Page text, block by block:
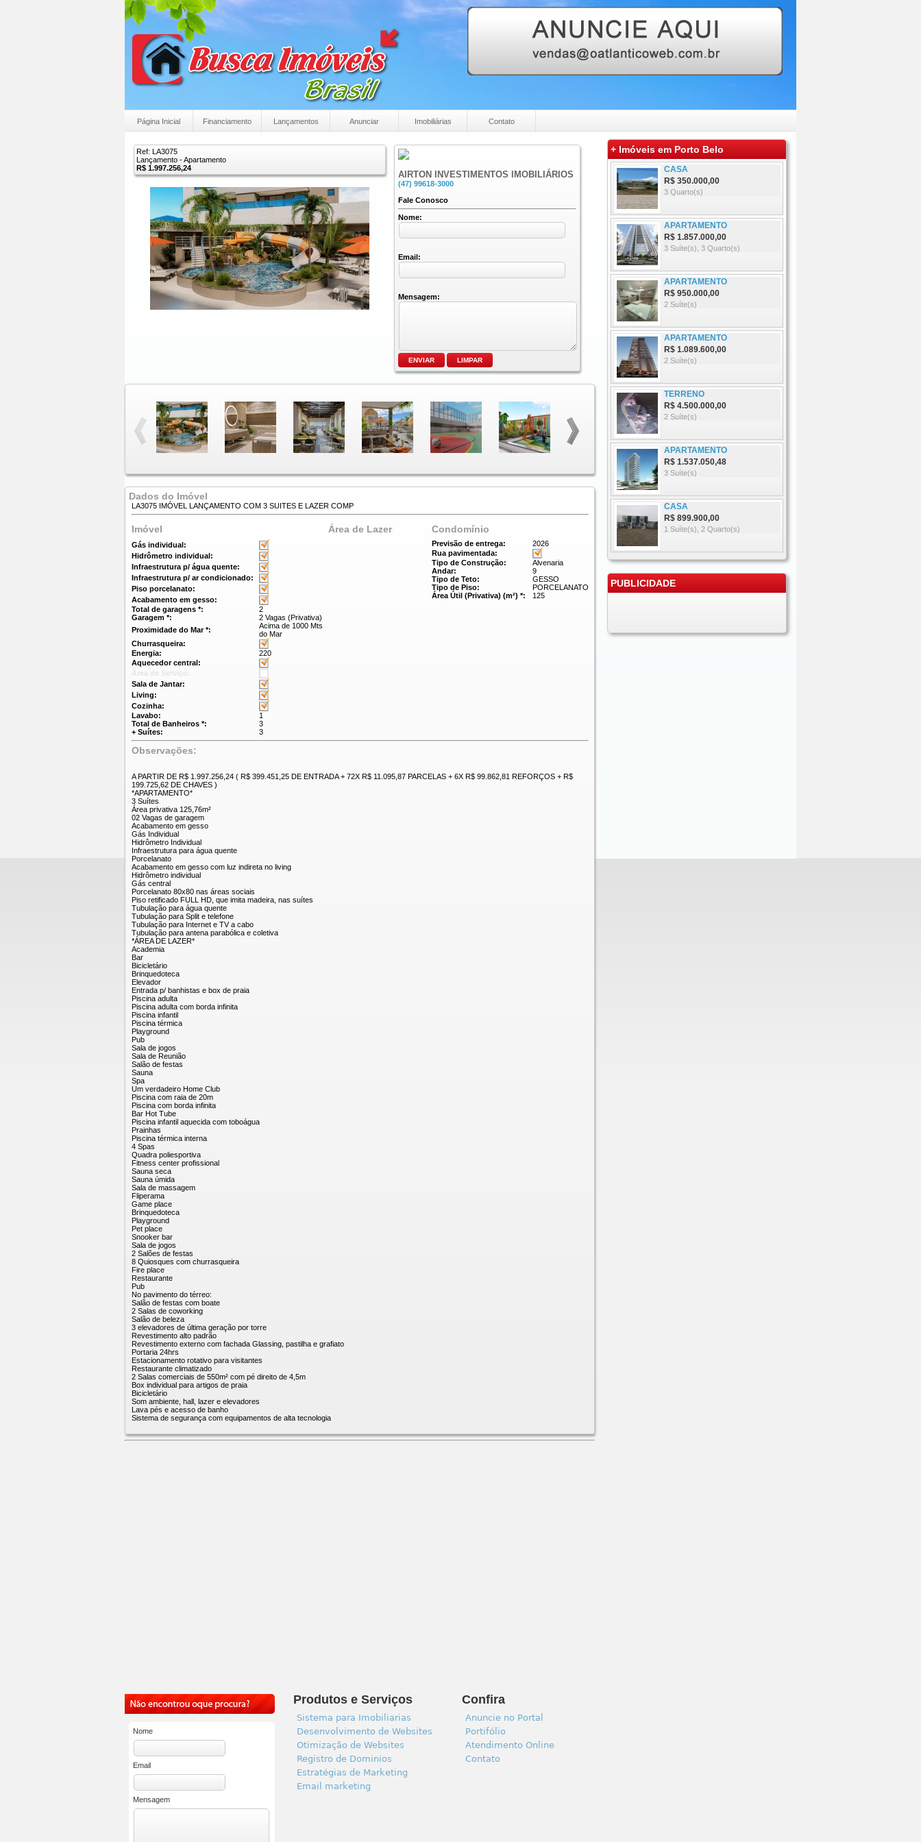
Página Inicial Financiamento Lançamentos Anunciar Imobiliárias Contato
+ Imóveis em Porto Belo
CASA
R$ 350.000,00
3 Quarto(s)
APARTAMENTO
R$ 1.857.000,00
3 Suíte(s), 3 Quarto(s)
APARTAMENTO
R$ 950.000,00
2 Suíte(s)
APARTAMENTO
R$ 1.089.600,00
2 Suíte(s)
TERRENO
R$ 4.500.000,00
2 Suíte(s)
APARTAMENTO
R$ 1.537.050,48
3 Suíte(s)
CASA
R$ 899.900,00
1 Suíte(s), 2 Quarto(s)
PUBLICIDADE
Ref: LA3075
Lançamento - Apartamento
R$ 1.997.256,24
AIRTON INVESTIMENTOS IMOBILIÁRIOS
(47) 99618-3000
Fale Conosco
Nome:
Email:
Mensagem:
Dados do Imóvel
LA3075 IMÓVEL LANÇAMENTO COM 3 SUITES E LAZER COMP
Imóvel Área de Lazer Condomínio
Gás individual:
Hidrômetro individual:
Infraestrutura p/ água quente:
Infraestrutura p/ ar condicionado:
Piso porcelanato:
Acabamento em gesso:
Total de garagens *:
2
Garagem *:
2 Vagas (Privativa)
Proximidade do Mar *:
Acima de 1000 Mts
do Mar
Churrasqueira:
Energia:
220
Aquecedor central:
Sala de Jantar:
Living:
Cozinha:
Lavabo:
1
Total de Banheiros *:
3
+ Suítes:
3
Previsão de entrega:
2026
Rua pavimentada:
Tipo de Construção:
Alvenaria
Andar:
9
Tipo de Teto:
GESSO
Tipo de Piso:
PORCELANATO
Área Útil (Privativa) (m²) *:
125
Observações:
A PARTIR DE R$ 1.997.256,24 ( R$ 399.451,25 DE ENTRADA + 72X R$ 11.095,87 PARCELAS + 6X R$ 99.862,81 REFORÇOS + R$
199.725,62 DE CHAVES )
*APARTAMENTO*
3 Suítes
Área privativa 125,76m²
02 Vagas de garagem
Acabamento em gesso
Gás Individual
Hidrômetro Individual
Infraestrutura para água quente
Porcelanato
Acabamento em gesso com luz indireta no living
Hidrômetro individual
Gás central
Porcelanato 80x80 nas áreas sociais
Piso retificado FULL HD, que imita madeira, nas suítes
Tubulação para água quente
Tubulação para Split e telefone
Tubulação para Internet e TV a cabo
Tubulação para antena parabólica e coletiva
*ÁREA DE LAZER*
Academia
Bar
Bicicletário
Brinquedoteca
Elevador
Entrada p/ banhistas e box de praia
Piscina adulta
Piscina adulta com borda infinita
Piscina infantil
Piscina térmica
Playground
Pub
Sala de jogos
Sala de Reunião
Salão de festas
Sauna
Spa
Um verdadeiro Home Club
Piscina com raia de 20m
Piscina com borda infinita
Bar Hot Tube
Piscina infantil aquecida com toboágua
Prainhas
Piscina térmica interna
4 Spas
Quadra poliesportiva
Fitness center profissional
Sauna seca
Sauna úmida
Sala de massagem
Fliperama
Game place
Brinquedoteca
Playground
Pet place
Snooker bar
Sala de jogos
2 Salões de festas
8 Quiosques com churrasqueira
Fire place
Restaurante
Pub
No pavimento do térreo:
Salão de festas com boate
2 Salas de coworking
Salão de beleza
3 elevadores de última geração por torre
Revestimento alto padrão
Revestimento externo com fachada Glassing, pastilha e grafiato
Portaria 24hrs
Estacionamento rotativo para visitantes
Restaurante climatizado
2 Salas comerciais de 550m² com pé direito de 4,5m
Box individual para artigos de praia
Bicicletário
Som ambiente, hall, lazer e elevadores
Lava pés e acesso de banho
Sistema de segurança com equipamentos de alta tecnologia
Nome
Email
Mensagem
Produtos e Serviços
Sistema para Imobiliarias
Desenvolvimento de Websites
Otimização de Websites
Registro de Dominios
Estratégias de Marketing
Email marketing
Confira
Anuncie no Portal
Portifólio
Atendimento Online
Contato